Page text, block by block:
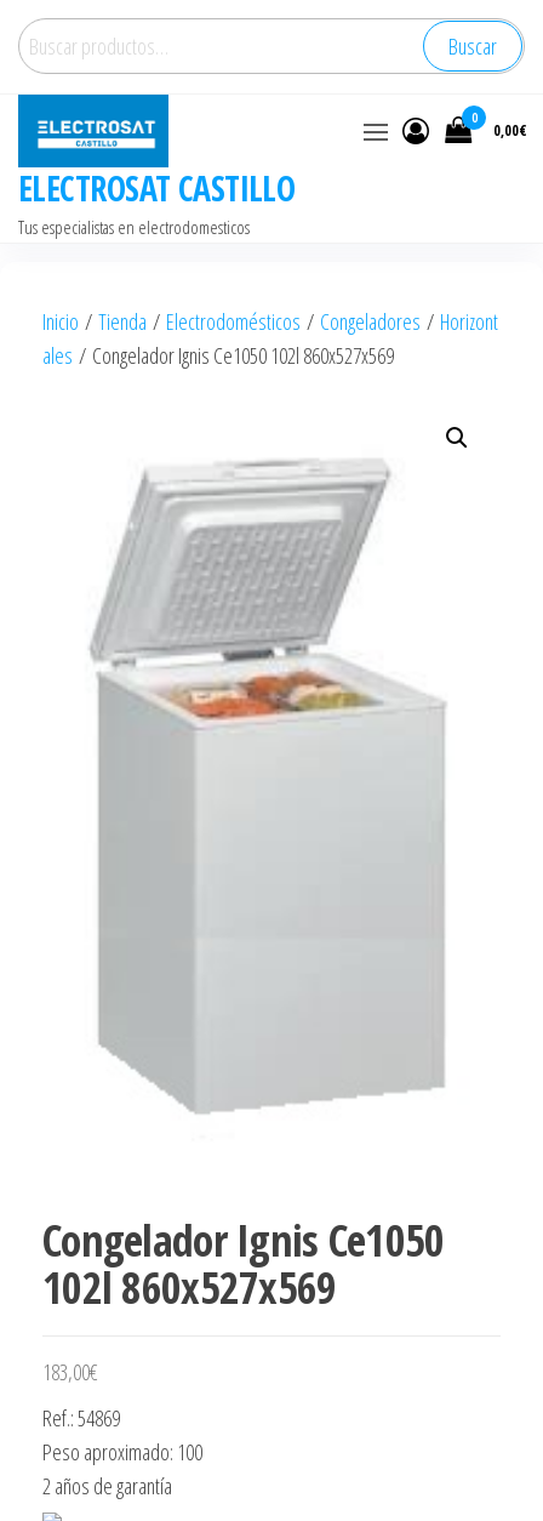
Saltar
contenido
Buscar
por:
Buscar
ELECTROSAT CASTILLO
Tus especialistas en electrodomesticos
0
0,00€
Inicio / Tienda / Electrodomésticos / Congeladores / Horizont
ales / Congelador Ignis Ce1050 102l 860x527x569
Congelador Ignis Ce1050
102l 860x527x569
183,00€
Ref.: 54869
Peso aproximado: 100
2 años de garantía